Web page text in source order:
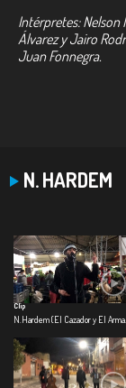
Intérpretes: Nelson
Álvarez y Jairo
Juan Fonnegra.
N. HARDEM
Clip